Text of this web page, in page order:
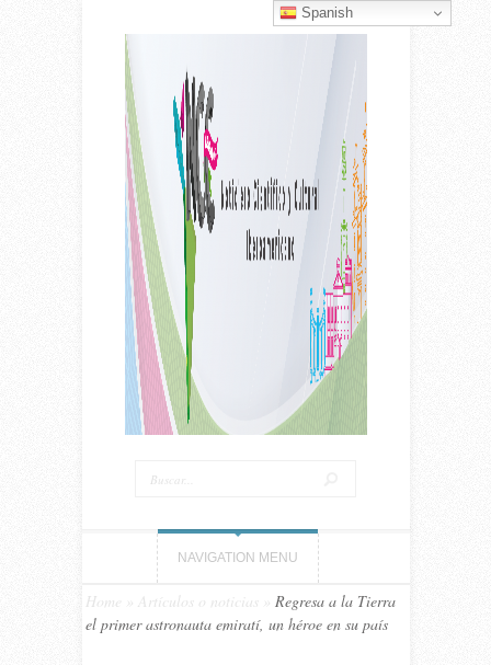
NAVIGATION MENU
Home Artículos o noticias
Regresa a la Tierra
el primer astronauta emiratí, un héroe en su país
Spanish